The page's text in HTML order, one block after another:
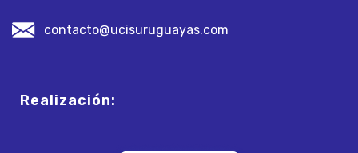
contacto@ucisuruguayas.com
Realización: